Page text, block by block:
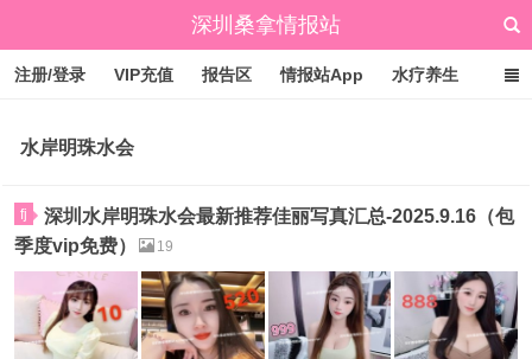
深圳桑拿情报站
注册/登录 VIP充值 报告区 情报站App 水疗养生
水岸明珠水会
fj
深圳水岸明珠水会最新推荐佳丽写真汇总-2025.9.16（包
季度vip免费）
19